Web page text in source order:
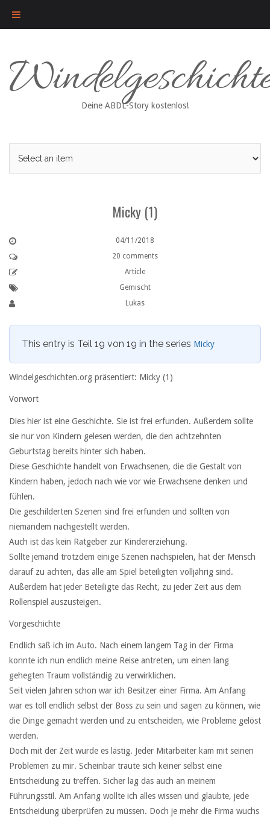
content
Deine ABDL-Story kostenlos!
Micky (1)
04/11/2018
20 comments
Article
Gemischt
Lukas
This entry is Teil 19 von 19 in the series Micky
Windelgeschichten.org präsentiert: Micky (1)
Vorwort
Dies hier ist eine Geschichte. Sie ist frei erfunden. Außerdem sollte
sie nur von Kindern gelesen werden, die den achtzehnten
Geburtstag bereits hinter sich haben.
Diese Geschichte handelt von Erwachsenen, die die Gestalt von
Kindern haben, jedoch nach wie vor wie Erwachsene denken und
fühlen.
Die geschilderten Szenen sind frei erfunden und sollten von
niemandem nachgestellt werden.
Auch ist das kein Ratgeber zur Kindererziehung.
Sollte jemand trotzdem einige Szenen nachspielen, hat der Mensch
darauf zu achten, das alle am Spiel beteiligten volljährig sind.
Außerdem hat jeder Beteiligte das Recht, zu jeder Zeit aus dem
Rollenspiel auszusteigen.
Vorgeschichte
Endlich saß ich im Auto. Nach einem langem Tag in der Firma
konnte ich nun endlich meine Reise antreten, um einen lang
gehegten Traum vollständig zu verwirklichen.
Seit vielen Jahren schon war ich Besitzer einer Firma. Am Anfang
war es toll endlich selbst der Boss zu sein und sagen zu können, wie
die Dinge gemacht werden und zu entscheiden, wie Probleme gelöst
werden.
Doch mit der Zeit wurde es lästig. Jeder Mitarbeiter kam mit seinen
Problemen zu mir. Scheinbar traute sich keiner selbst eine
Entscheidung zu treffen. Sicher lag das auch an meinem
Führungsstil. Am Anfang wollte ich alles wissen und glaubte, jede
Entscheidung überprüfen zu müssen. Doch je mehr die Firma wuchs